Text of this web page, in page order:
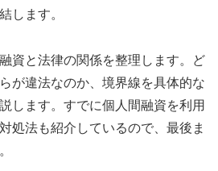
します。
資と法律の関係を整理します。ど
が違法なのか、境界線を具体的な
します。すでに個人間融資を利用
処法も紹介しているので、最後ま